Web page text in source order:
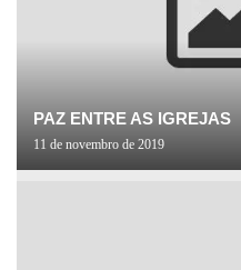
PAZ ENTRE AS IGREJAS
11 de novembro de 2019